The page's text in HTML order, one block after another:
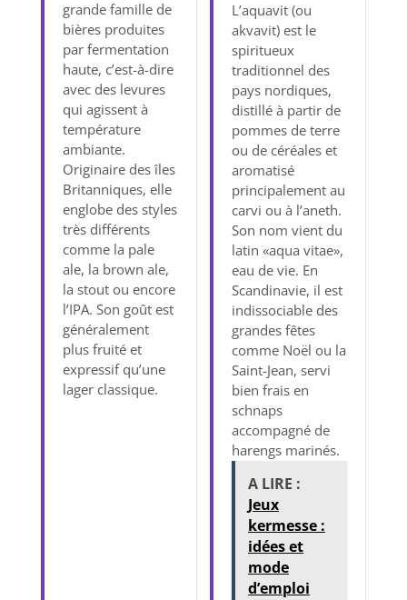
grande famille de
bières produites
par fermentation
haute, c’est-à-dire
avec des levures
qui agissent à
température
ambiante.
Originaire des îles
Britanniques, elle
englobe des styles
très différents
comme la pale
ale, la brown ale,
la stout ou encore
l’IPA. Son goût est
généralement
plus fruité et
expressif qu’une
lager classique.
L’aquavit (ou
akvavit) est le
spiritueux
traditionnel des
pays nordiques,
distillé à partir de
pommes de terre
ou de céréales et
aromatisé
principalement au
carvi ou à l’aneth.
Son nom vient du
latin «aqua vitae»,
eau de vie. En
Scandinavie, il est
indissociable des
grandes fêtes
comme Noël ou la
Saint-Jean, servi
bien frais en
schnaps
accompagné de
harengs marinés.
A LIRE :
Jeux
kermesse :
idées et
mode
d’emploi